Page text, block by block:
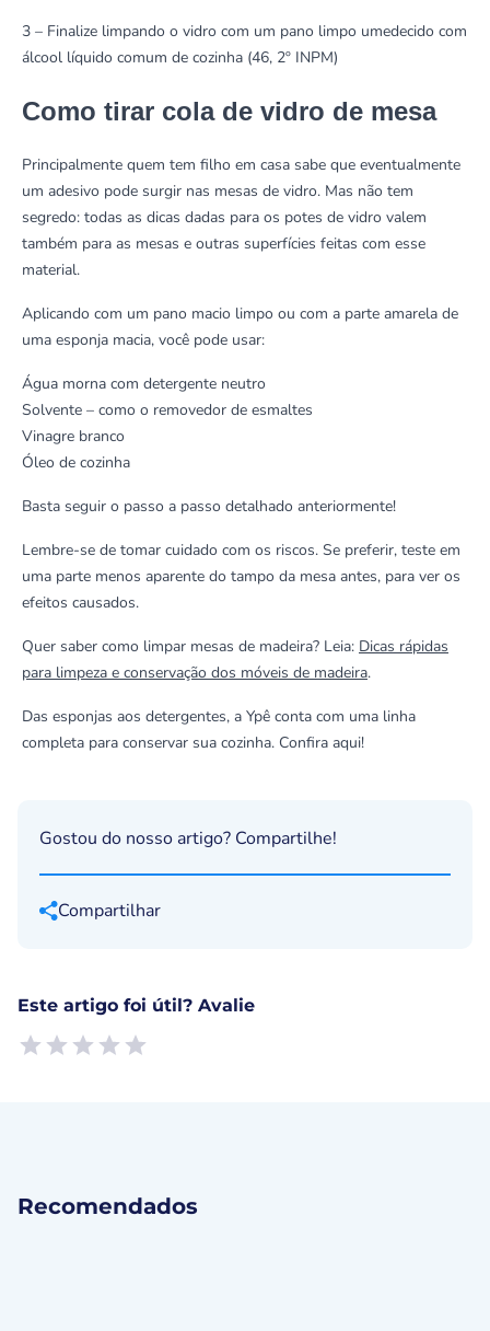
3 – Finalize limpando o vidro com um pano limpo umedecido com
álcool líquido comum de cozinha (46, 2º INPM)
Como tirar cola de vidro de mesa
Principalmente quem tem filho em casa sabe que eventualmente
um adesivo pode surgir nas mesas de vidro. Mas não tem
segredo: todas as dicas dadas para os potes de vidro valem
também para as mesas e outras superfícies feitas com esse
material.
Aplicando com um pano macio limpo ou com a parte amarela de
uma esponja macia, você pode usar:
Água morna com detergente neutro
Solvente – como o removedor de esmaltes
Vinagre branco
Óleo de cozinha
Basta seguir o passo a passo detalhado anteriormente!
Lembre-se de tomar cuidado com os riscos. Se preferir, teste em
uma parte menos aparente do tampo da mesa antes, para ver os
efeitos causados.
Quer saber como limpar mesas de madeira? Leia: Dicas rápidas
para limpeza e conservação dos móveis de madeira.
Das esponjas aos detergentes, a Ypê conta com uma linha
completa para conservar sua cozinha. Confira aqui!
Gostou do nosso artigo? Compartilhe!
Compartilhar
Este artigo foi útil? Avalie
Recomendados